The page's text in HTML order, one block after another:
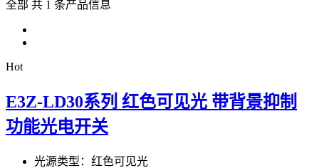
全部 共 1 条产品信息
Hot
E3Z-LD30系列 红色可见光 带背景抑制
功能光电开关
光源类型：红色可见光